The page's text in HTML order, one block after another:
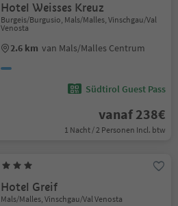
Hotel Weisses Kreuz
Burgeis/Burgusio, Mals/Malles, Vinschgau/Val
Venosta
2.6 km van Mals/Malles Centrum
Südtirol Guest Pass
vanaf 238€
1 Nacht / 2 Personen Incl. btw
Hotel Greif
Mals/Malles, Vinschgau/Val Venosta